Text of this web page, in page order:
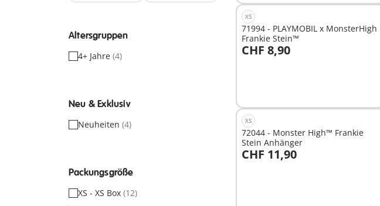
Altersgruppen
4+ Jahre (4)
Neu & Exklusiv
Neuheiten (4)
Packungsgröße
XS - XS Box (12)
XS
71994 - PLAYMOBIL x MonsterHigh
Frankie Stein™
CHF 8,90
In den Warenkorb
XS
72044 - Monster High™ Frankie
Stein Anhänger
CHF 11,90
In den Warenkorb